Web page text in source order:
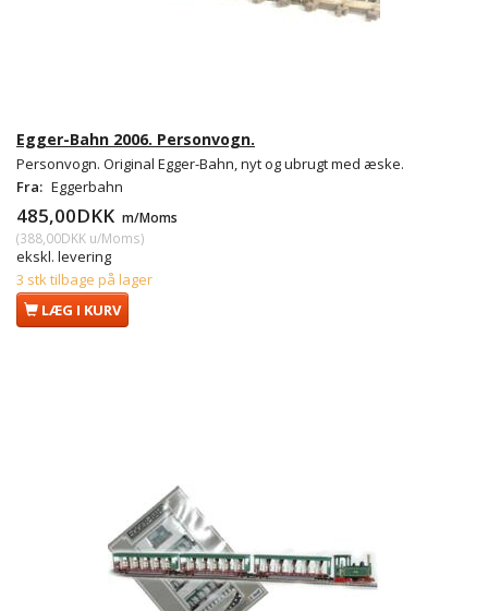
Egger-Bahn 2006. Personvogn.
Personvogn. Original Egger-Bahn, nyt og ubrugt med æske.
Fra: Eggerbahn
485,00DKK m/Moms
(388,00DKK u/Moms)
ekskl. levering
3 stk tilbage på lager
LÆG I KURV